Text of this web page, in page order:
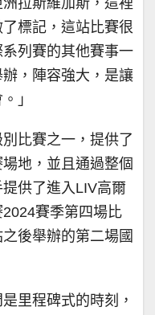
標記，這站比賽很
列賽的其他賽事一
，陣容強大，是讓
」
比賽之一，提供了
地，並且通過整個
供了進入LIV高爾
賽季第四場比
後舉辦的第二場國
里程碑式的時刻，